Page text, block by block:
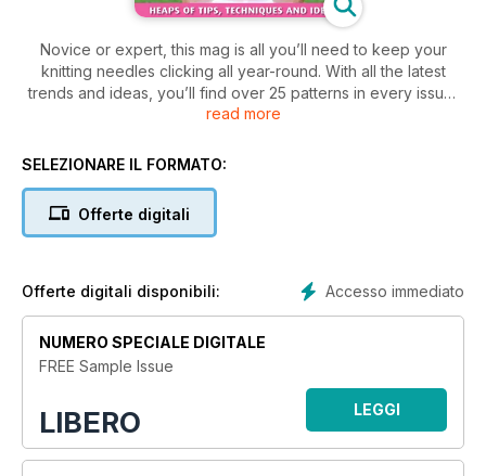
Novice or expert, this mag is all you’ll need to keep your
knitting needles clicking all year-round. With all the latest
trends and ideas, you’ll find over 25 patterns in every issue,
all ranging in difficulty and with easy to follow step-by-step
funky bucket bags, crop-tops and light-weight vests; settle
cosy jumpers and chunky cardi’s; and in between, enjoy
simple projects for soft toys, stool covers and more. A
casting off, crochet chains, knotted fringes - plus all the
could you ask for?
read more
SELEZIONARE IL FORMATO:
Offerte digitali
Accesso immediato
Offerte digitali disponibili:
NUMERO SPECIALE DIGITALE
FREE Sample Issue
LIBERO LEGGI